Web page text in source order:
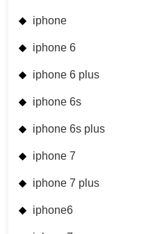
iphone
iphone 6
iphone 6 plus
iphone 6s
iphone 6s plus
iphone 7
iphone 7 plus
iphone6